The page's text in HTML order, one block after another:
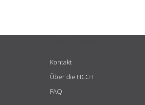
Kontakt
Über die HCCH
FAQ